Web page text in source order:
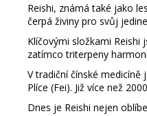
Reishi, známá také jako
čerpá živiny pro svůj
Klíčovými složkami
zatímco triterpeny
V tradiční čínské
Plíce (Fei). Již více než
Dnes je Reishi nejen